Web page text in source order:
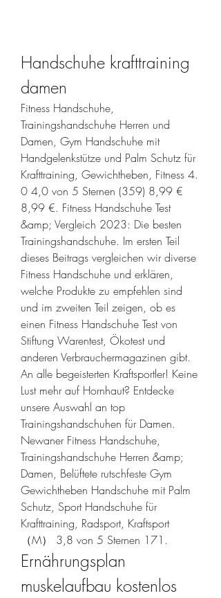
Handschuhe krafttraining
damen
Fitness Handschuhe,
Trainingshandschuhe Herren und
Damen, Gym Handschuhe mit
Handgelenkstütze und Palm Schutz für
Krafttraining, Gewichtheben, Fitness 4.
0 4,0 von 5 Sternen (359) 8,99 €
8,99 €. Fitness Handschuhe Test
&amp; Vergleich 2023: Die besten
Trainingshandschuhe. Im ersten Teil
dieses Beitrags vergleichen wir diverse
Fitness Handschuhe und erklären,
welche Produkte zu empfehlen sind
und im zweiten Teil zeigen, ob es
einen Fitness Handschuhe Test von
Stiftung Warentest, Ökotest und
anderen Verbrauchermagazinen gibt.
An alle begeisterten Kraftsportler! Keine
Lust mehr auf Hornhaut? Entdecke
unsere Auswahl an top
Trainingshandschuhen für Damen.
Newaner Fitness Handschuhe,
Trainingshandschuhe Herren &amp;
Damen, Belüftete rutschfeste Gym
Gewichtheben Handschuhe mit Palm
Schutz, Sport Handschuhe für
Krafttraining, Radsport, Kraftsport
（M） 3,8 von 5 Sternen 171.
Ernährungsplan
muskelaufbau kostenlos